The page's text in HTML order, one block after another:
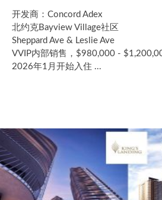
开发商：Concord Adex
北约克Bayview Village社区
Sheppard Ave & Leslie Ave
VVIP内部销售，$980,000 -
2026年1月开始入住 ...